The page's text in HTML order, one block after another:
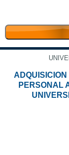
PERSONAL